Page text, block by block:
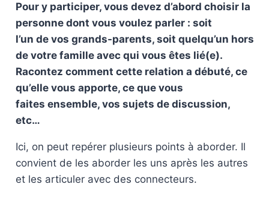
Pour y participer, vous devez d’abord choisir la
personne dont vous voulez parler : soit
l’un de vos grands-parents, soit quelqu’un hors
de votre famille avec qui vous êtes lié(e).
Racontez comment cette relation a débuté, ce
qu’elle vous apporte, ce que vous
faites ensemble, vos sujets de discussion,
etc…
Ici, on peut repérer plusieurs points à aborder. Il
convient de les aborder les uns après les autres
et les articuler avec des connecteurs.